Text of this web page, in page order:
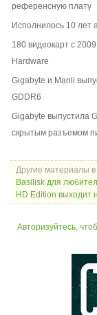
референсную плату
Исполнилось 10 лет
180 видеокарт с
Hardware
Gigabyte и Manli
GDDR6
Gigabyte выпустила
скрытым разъемом
Другие материалы в
Basilisk для
HD Edition выходит
Авторизуйтесь,